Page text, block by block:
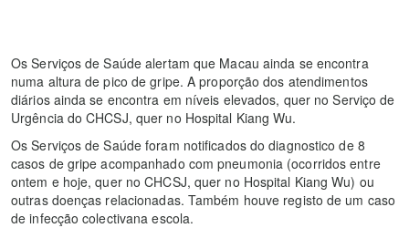
Os Serviços de Saúde alertam que Macau ainda se encontra
numa altura de pico de gripe. A proporção dos atendimentos
diários ainda se encontra em níveis elevados, quer no Serviço de
Urgência do CHCSJ, quer no Hospital Kiang Wu.
Os Serviços de Saúde foram notificados do diagnostico de 8
casos de gripe acompanhado com pneumonia (ocorridos entre
ontem e hoje, quer no CHCSJ, quer no Hospital Kiang Wu) ou
outras doenças relacionadas. Também houve registo de um caso
de infecção colectivana escola.